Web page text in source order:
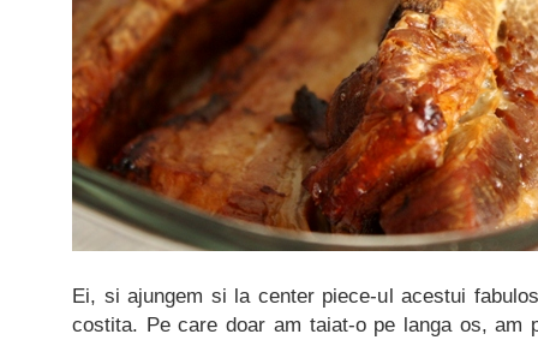
Ei, si ajungem si la center piece-ul acestui
costita. Pe care doar am taiat-o pe langa os, am